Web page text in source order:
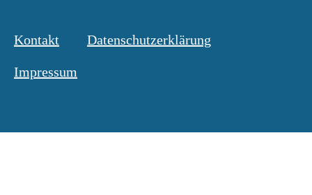
Kontakt Datenschutzerklärung
Impressum